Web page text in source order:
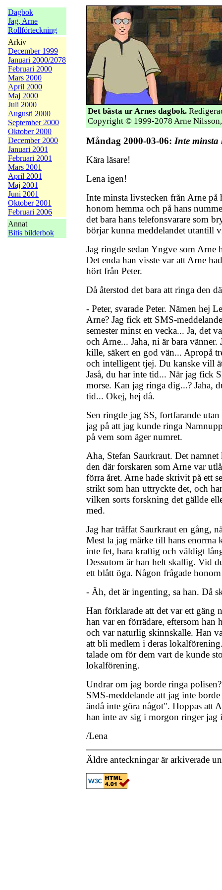
Dagbok
Jag, Arne
Rollförteckning
Arkiv
December 1999
Januari 2000/2078
Februari 2000
Mars 2000
April 2000
Maj 2000
Juli 2000
Augusti 2000
September 2000
Oktober 2000
December 2000
Januari 2001
Februari 2001
Mars 2001
April 2001
Maj 2001
Juni 2001
Oktober 2001
Februari 2006
Annat
Bitis bilderbok
Det bästa ur Arnes dagbok.
Copyright © 1999-2078 Arne
Måndag 2000-03-06: Inte minsta
Kära läsare!
Lena igen!
Inte minsta livstecken från Arne på
honom hemma och på hans
det bara hans telefonsvarare som
börjar kunna meddelandet utantill
Jag ringde sedan Yngve som Arne
Det enda han visste var att Arne
hört från Peter.
Då återstod det bara att ringa den
- Peter, svarade Peter. Nämen hej
Arne? Jag fick ett SMS-
semester minst en vecka... Ja, det
och Arne... Jaha, ni är bara vänner.
kille, säkert en god vän... Apropå
och intelligent tjej. Du kanske vill
Jaså, du har inte tid... När jag fick
morse. Kan jag ringa dig...? Jaha,
tid... Okej, hej då.
Sen ringde jag SS, fortfarande
jag på att jag kunde ringa
på vem som äger numret.
Aha, Stefan Saurkraut. Det
den där forskaren som Arne var
förra året. Arne hade skrivit på ett
strikt som han uttryckte det, och
vilken sorts forskning det gällde
med.
Jag har träffat Saurkraut en gång,
Mest la jag märke till hans enorma
inte fet, bara kraftig och väldigt
Dessutom är han helt skallig. Vid
ett blått öga. Någon frågade
- Äh, det är ingenting, sa han. Då
Han förklarade att det var ett gäng
han var en förrädare, eftersom han
och var naturlig skinnskalle. Han
att bli medlem i deras
talade om för dem vart de kunde
lokalförening.
Undrar om jag borde ringa
SMS-meddelande att jag inte
ändå inte göra något". Hoppas att
han inte av sig i morgon ringer jag
/Lena
Äldre anteckningar är arkiverade